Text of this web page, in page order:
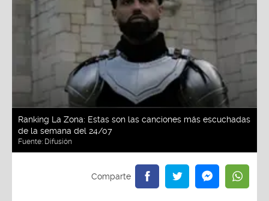
Ranking La Zona: Estas son las canciones más escuchadas
de la semana del 24/07
Fuente: Difusión